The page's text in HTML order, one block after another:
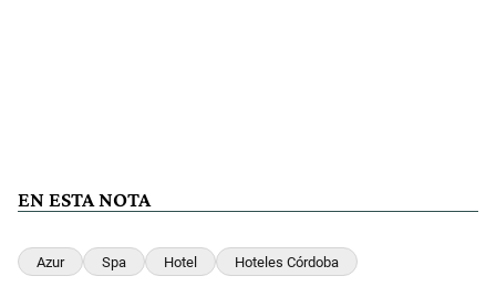
EN ESTA NOTA
Azur Spa Hotel Hoteles Córdoba